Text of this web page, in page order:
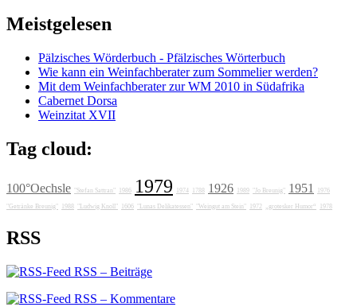
Meistgelesen
Pälzisches Wörderbuch - Pfälzisches Wörterbuch
Wie kann ein Weinfachberater zum Sommelier werden?
Mit dem Weinfachberater zur WM 2010 in Südafrika
Cabernet Dorsa
Weinzitat XVII
Tag cloud:
100°Oechsle "Stefan Sattran" 1986 1979 1974 1788 1926 1989 "Jo Breunig" 1951 1976
"Getränke Breunig" 1988 "Ludwig Knoll" 1606 "Lunas Delikatessen" "Weingut am Stein" 1972 „grotesker Humor“ 1978
RSS
RSS – Beiträge
RSS – Kommentare